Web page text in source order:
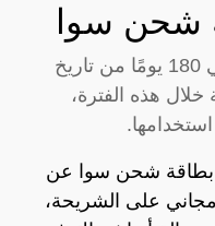
شحن سوا
مدة صلاحية بطاقة شحن سوا هي 180 يومًا من تاريخ
هذه الفترة،
بطاقة شحن سوا عن
على الشريحة،